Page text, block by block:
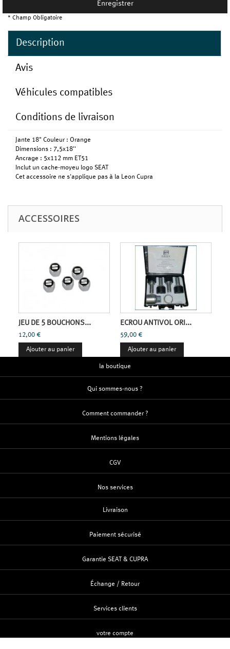
Enregistrer
* Champ Obligatoire
Description
Avis
Véhicules compatibles
Conditions de livraison
Jante 18" Couleur : Orange
Dimensions : 7,5x18''
Ancrage : 5x112 mm ET51
Inclut un cache-moyeu logo SEAT
Cet accessoire ne s'applique pas à la Leon Cupra
ACCESSOIRES
JEU DE 5 BOUCHONS...
12,00 €
Ajouter au panier
ECROU ANTIVOL ORI...
59,00 €
Ajouter au panier
la boutique
Qui sommes-nous ?
Comment commander ?
Mentions légales
CGV
Nos services
Livraison
Paiement sécurisé
Garantie SEAT & CUPRA
Échange / Retour
Services clients
votre compte